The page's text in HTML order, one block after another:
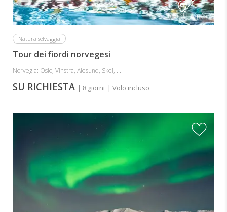
Tour di gruppo
Natura selvaggia
Tour dei fiordi norvegesi
Norvegia: Oslo, Vinstra, Alesund, Skei, ...
SU RICHIESTA | 8 giorni | Volo incluso